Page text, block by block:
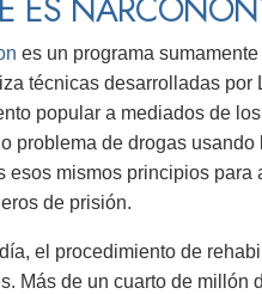
es un programa
técnicas desarrolladas por
popular a mediados de
problema de drogas
esos mismos principios
de prisión.
el procedimiento de
Más de un cuarto de millón